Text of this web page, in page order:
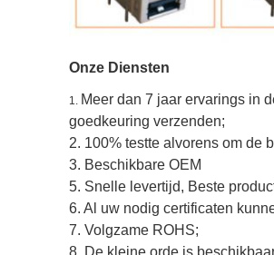
Onze Diensten
1. Meer dan 7 jaar ervarings in
goedkeuring verzenden;
2. 100% testte alvorens om de
3. Beschikbare OEM
5. Snelle levertijd, Beste
6. Al uw nodig certificaten
7. Volgzame ROHS;
8. De kleine orde is